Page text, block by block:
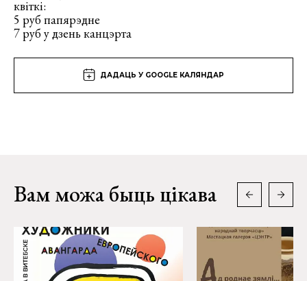
квіткі:
5 руб папярэдне
7 руб у дзень канцэрта
ДАДАЦЬ У GOOGLE КАЛЯНДАР
Вам можа быць цікава